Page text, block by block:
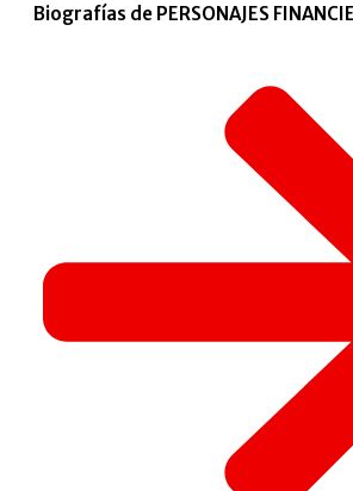
Biografías de PERSONAJES